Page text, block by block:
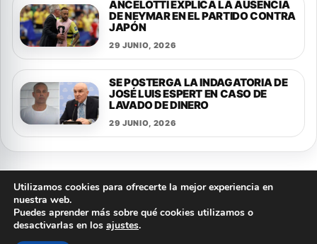
ANCELOTTI EXPLICA LA AUSENCIA
DE NEYMAR EN EL PARTIDO CONTRA
JAPÓN
29 JUNIO, 2026
SE POSTERGA LA INDAGATORIA DE
JOSÉ LUIS ESPERT EN CASO DE
LAVADO DE DINERO
29 JUNIO, 2026
© 2026 FLASH NOTICIAS
Utilizamos cookies para ofrecerte la mejor experiencia en
nuestra web.
Puedes aprender más sobre qué cookies utilizamos o
desactivarlas en los ajustes.